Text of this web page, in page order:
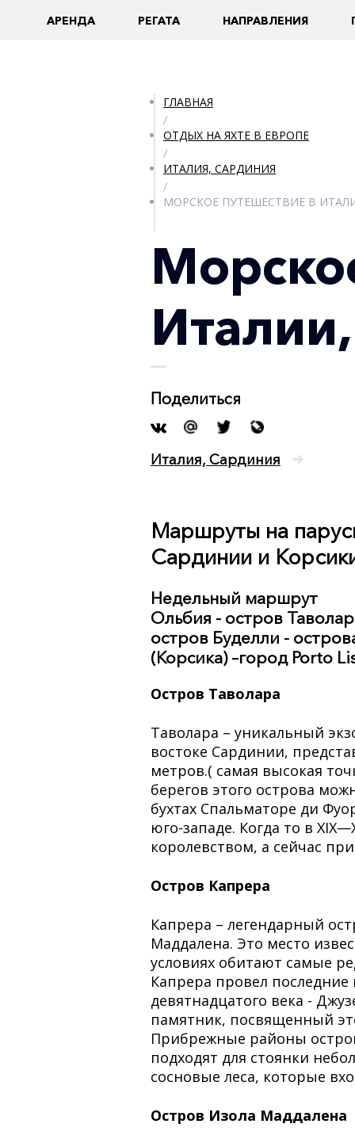
AРЕНДА РЕГАТА НАПРАВЛЕНИЯ
ГЛАВНАЯ
/
ОТДЫХ НА ЯХТЕ В ЕВРОПЕ
/
ИТАЛИЯ, САРДИНИЯ
/
МОРСКОЕ ПУТЕШЕСТВИЕ В
Поделиться
Италия, Сардиния
Маршруты на
Сардинии и
Недельный маршрут
Ольбия - остров
остров Буделли -
(Корсика) –город Porto
Остров Таволара
Таволара – уникальный
востоке Сардинии,
метров.( самая высокая
берегов этого острова
бухтах Спальматоре ди
юго-западе. Когда то в
королевством, а сейчас
Остров Капрера
Капрера – легендарный
Маддалена. Это место
условиях обитают самые
Капрера провел
девятнадцатого века -
памятник, посвященный
Прибрежные районы
подходят для стоянки
сосновые леса, которые
Остров Изола Маддалена